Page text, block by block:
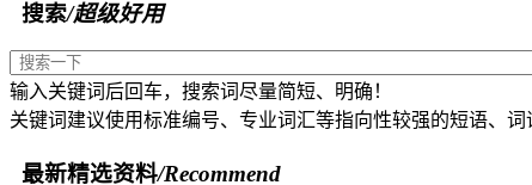
搜索/超级好用
输入关键词后回车，搜索词尽量简短、明确！
关键词建议使用标准编号、专业词汇等指向性较强的短语、词
最新精选资料/Recommend